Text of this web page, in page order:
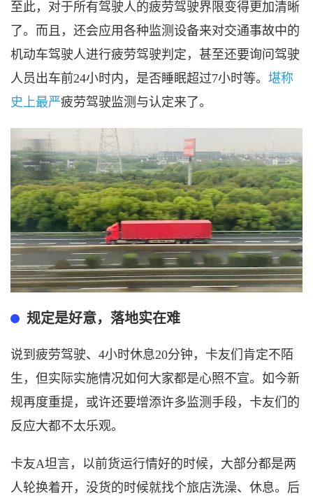
至此，对于所有驾驶人的疲劳驾驶界限变得更加清晰
了。而且，还会应用各种监测设备来对交通事故中的
机动车驾驶人进行疲劳驾驶判定，甚至还要询问驾驶
人员出车前24小时内，是否睡眠超过7小时等。 堪称
史上最严疲劳驾驶监测与认定来了。
规定是好意， 落地实在难
说到疲劳驾驶、 4小时休息20分钟， 卡友们肯定不陌
生，但实际实施情况如何大家都是心照不宣。如今新
规再度重提，或许还要增添许多监测手段，卡友们的
反应大都不太乐观。
卡友A坦言，以前货运行情好的时候，大部分都是两
人轮换着开，没货的时候就找个旅店洗澡、休息。后